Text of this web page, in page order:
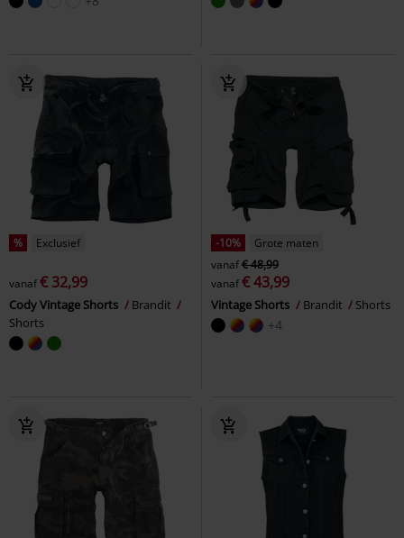
% Exclusief
vanaf€ 32,99
Cody Vintage Shorts
Brandit
Shorts
-10%
Grote maten
vanaf€ 48,99
vanaf€ 43,99
Vintage Shorts Brandit Shorts
+4